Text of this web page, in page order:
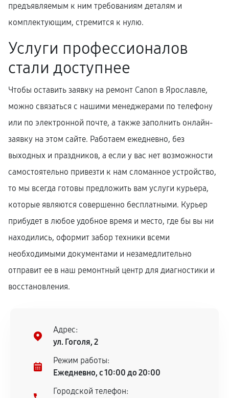
предъявляемым к ним требованиям деталям и
комплектующим, стремится к нулю.
Услуги профессионалов
стали доступнее
Чтобы оставить заявку на ремонт Canon в Ярославле,
можно связаться с нашими менеджерами по телефону
или по электронной почте, а также заполнить онлайн-
заявку на этом сайте. Работаем ежедневно, без
выходных и праздников, а если у вас нет возможности
самостоятельно привезти к нам сломанное устройство,
то мы всегда готовы предложить вам услуги курьера,
которые являются совершенно бесплатными. Курьер
прибудет в любое удобное время и место, где бы вы ни
находились, оформит забор техники всеми
необходимыми документами и незамедлительно
отправит ее в наш ремонтный центр для диагностики и
восстановления.
Адрес:
ул. Гоголя, 2
Режим работы:
Ежедневно, с 10:00 до 20:00
Городской телефон: